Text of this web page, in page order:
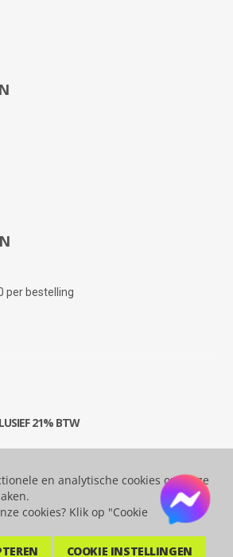
per bestelling
21% BTW
rechten voorbehouden.
en analytische cookies om onze
cookies? Klik op "Cookie
COOKIE INSTELLINGEN